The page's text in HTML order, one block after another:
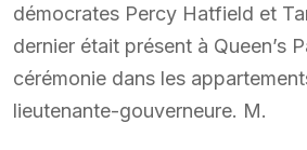
démocrates Percy Hatfield et
dernier était présent à Queen’s
cérémonie dans les
lieutenante-gouverneure. M.